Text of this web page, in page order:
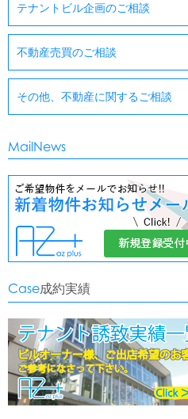
テナントビル企画のご相談
不動産売買のご相談
その他、不動産に関するご相談
MailNews
Case成約実績